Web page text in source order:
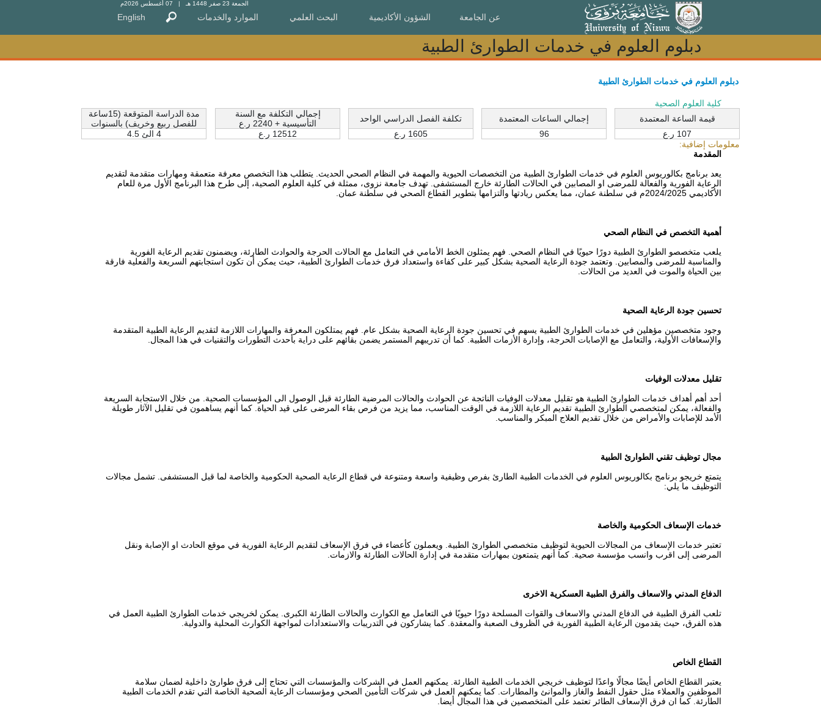
الجمعة 23 صفر 1448 هـ | 07 أغسطس 2026م
عن الجامعة الشؤون الأكاديمية البحث العلمي الموارد والخدمات English
دبلوم العلوم في خدمات الطوارئ الطبية
عن الجامعة الشؤون الأكاديمية البحث العلمي الموارد والخدمات English
دبلوم العلوم في خدمات الطوارئ الطبية
دبلوم العلوم في خدمات الطوارئ الطبية
كلية العلوم الصحية
قيمة الساعة المعتمدة
إجمالي الساعات المعتمدة تكلفة الفصل الدراسي الواحد
إجمالي التكلفة مع السنة
التأسيسية + 2240 ر.ع
مدة الدراسة المتوقعة (15ساعة
للفصل ربيع وخريف) بالسنوات
107 ر.ع
96 1605 ر.ع 12512 ر.ع
4 الئ 4.5
معلومات إضافية:
المقدمة
يعد برنامج بكالوريوس العلوم في خدمات الطوارئ الطبية من التخصصات الحيوية والمهمة في النظام الصحي الحديث. يتطلب هذا التخصص معرفة متعمقة ومهارات متقدمة لتقديم
الرعاية الفورية والفعالة للمرضى او المصابين في الحالات الطارئة خارج المستشفى. تهدف جامعة نزوى، ممثلة في كلية العلوم الصحية، إلى طرح هذا البرنامج الأول مرة للعام
الأكاديمي 2024/2025م في سلطنة عمان، مما يعكس ريادتها والتزامها بتطوير القطاع الصحي في سلطنة عمان.
أهمية التخصص في النظام الصحي
يلعب متخصصو الطوارئ الطبية دورًا حيويًا في النظام الصحي. فهم يمثلون الخط الأمامي في التعامل مع الحالات الحرجة والحوادث الطارئة، ويضمنون تقديم الرعاية الفورية
والمناسبة للمرضى والمصابين. وتعتمد جودة الرعاية الصحية بشكل كبير على كفاءة واستعداد فرق خدمات الطوارئ الطبية، حيث يمكن أن تكون استجابتهم السريعة والفعلية فارقة
بين الحياة والموت في العديد من الحالات.
تحسين جودة الرعاية الصحية
وجود متخصصين مؤهلين في خدمات الطوارئ الطبية يسهم في تحسين جودة الرعاية الصحية بشكل عام. فهم يمتلكون المعرفة والمهارات اللازمة لتقديم الرعاية الطبية المتقدمة
والإسعافات الأولية، والتعامل مع الإصابات الحرجة، وإدارة الأزمات الطبية. كما أن تدريبهم المستمر يضمن بقائهم على دراية بأحدث التطورات والتقنيات في هذا المجال.
تقليل معدلات الوفيات
أحد أهم أهداف خدمات الطوارئ الطبية هو تقليل معدلات الوفيات الناتجة عن الحوادث والحالات المرضية الطارئة قبل الوصول الى المؤسسات الصحية. من خلال الاستجابة السريعة
والفعالة، يمكن لمتخصصي الطوارئ الطبية تقديم الرعاية اللازمة في الوقت المناسب، مما يزيد من فرص بقاء المرضى على قيد الحياة. كما أنهم يساهمون في تقليل الآثار طويلة
الأمد للإصابات والأمراض من خلال تقديم العلاج المبكر والمناسب.
مجال توظيف تقني الطوارئ الطبية
يتمتع خريجو برنامج بكالوريوس العلوم في الخدمات الطبية الطارئ بفرص وظيفية واسعة ومتنوعة في قطاع الرعاية الصحية الحكومية والخاصة لما قبل المستشفى. تشمل مجالات
التوظيف ما يلي:
خدمات الإسعاف الحكومية والخاصة
تعتبر خدمات الإسعاف من المجالات الحيوية لتوظيف متخصصي الطوارئ الطبية. ويعملون كأعضاء في فرق الإسعاف لتقديم الرعاية الفورية في موقع الحادث او الإصابة ونقل
المرضى إلى اقرب وانسب مؤسسة صحية. كما أنهم يتمتعون بمهارات متقدمة في إدارة الحالات الطارئة والازمات.
الدفاع المدني والاسعاف والفرق الطبية العسكرية الاخرى
تلعب الفرق الطبية في الدفاع المدني والاسعاف والقوات المسلحة دورًا حيويًا في التعامل مع الكوارث والحالات الطارئة الكبرى. يمكن لخريجي خدمات الطوارئ الطبية العمل في
هذه الفرق، حيث يقدمون الرعاية الطبية الفورية في الظروف الصعبة والمعقدة. كما يشاركون في التدريبات والاستعدادات لمواجهة الكوارث المحلية والدولية.
القطاع الخاص
يعتبر القطاع الخاص أيضًا مجالًا واعدًا لتوظيف خريجي الخدمات الطبية الطارئة. يمكنهم العمل في الشركات والمؤسسات التي تحتاج إلى فرق طوارئ داخلية لضمان سلامة
الموظفين والعملاء مثل حقول النفط والغاز والموانئ والمطارات. كما يمكنهم العمل في شركات التأمين الصحي ومؤسسات الرعاية الصحية الخاصة التي تقدم الخدمات الطبية
الطارئة. كما ان فرق الإسعاف الطائر تعتمد على المتخصصين في هذا المجال أيضا.